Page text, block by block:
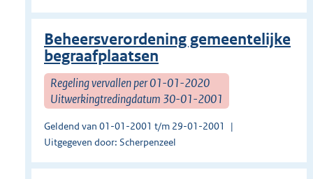
Beheersverordening gemeentelijke
begraafplaatsen
Regeling vervallen per 01-01-2020
Uitwerkingtredingdatum 30-01-2001
Geldend van 01-01-2001 t/m 29-01-2001
Uitgegeven door: Scherpenzeel